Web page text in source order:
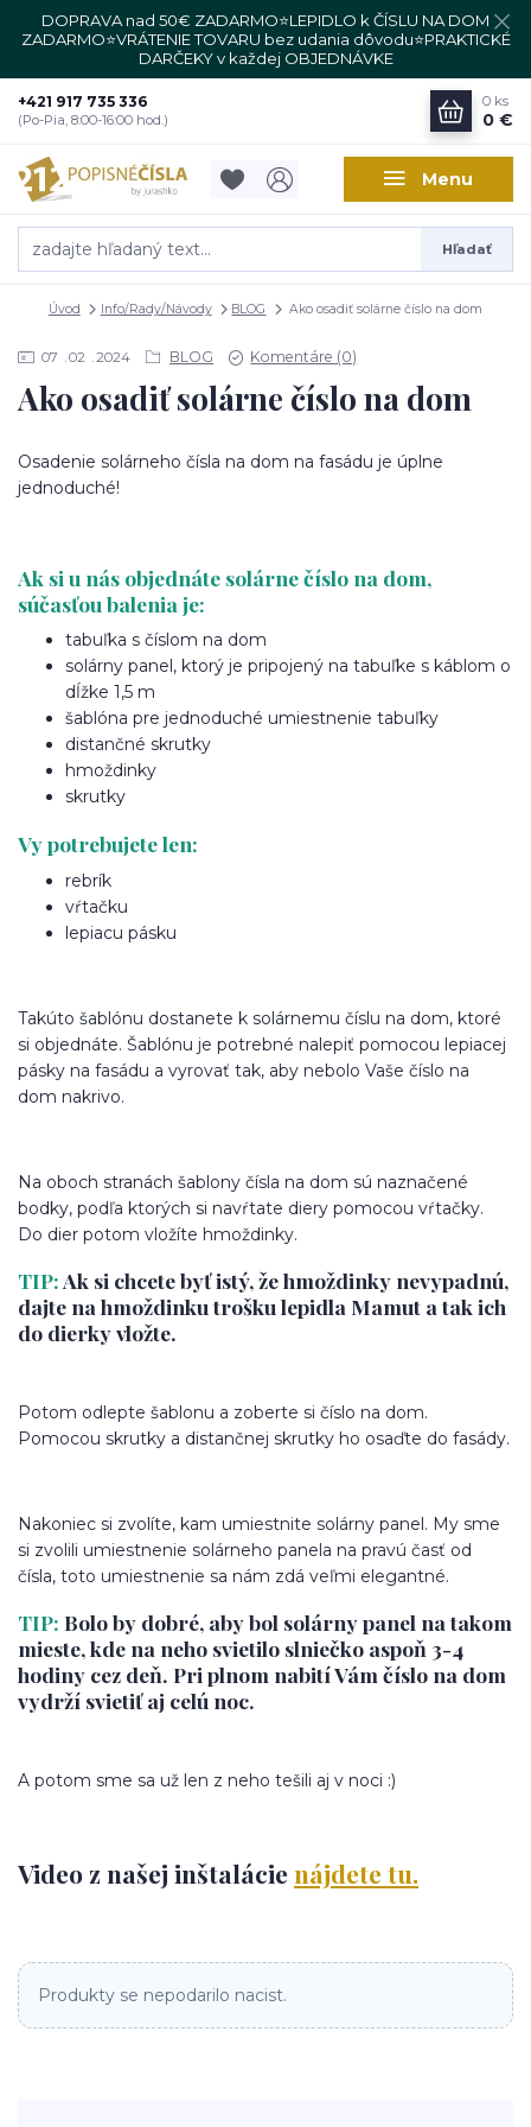
DOPRAVA nad 50€ ZADARMO⭐LEPIDLO k ČÍSLU NA DOM
ZADARMO⭐VRÁTENIE TOVARU bez udania dôvodu⭐PRAKTICKÉ
DARČEKY v každej OBJEDNÁVKE
Menu
Hľadať
+421 917 735 336
(Po-Pia, 8:00-16:00 hod.)
0 ks
0 €
Úvod Info/Rady/Návody BLOG Ako osadiť solárne číslo na dom
07 02 2024 BLOG Komentáre (0)
Ako osadiť solárne číslo na dom
Osadenie solárneho čísla na dom na fasádu je úplne
jednoduché!
Ak si u nás objednáte solárne číslo na dom,
súčasťou balenia je:
tabuľka s číslom na dom
solárny panel, ktorý je pripojený na tabuľke s káblom o
dĺžke 1,5 m
šablóna pre jednoduché umiestnenie tabuľky
distančné skrutky
hmoždinky
skrutky
Vy potrebujete len:
rebrík
vŕtačku
lepiacu pásku
Takúto šablónu dostanete k solárnemu číslu na dom, ktoré
si objednáte. Šablónu je potrebné nalepiť pomocou lepiacej
pásky na fasádu a vyrovať tak, aby nebolo Vaše číslo na
dom nakrivo.
Na oboch stranách šablony čísla na dom sú naznačené
bodky, podľa ktorých si navŕtate diery pomocou vŕtačky.
Do dier potom vložíte hmoždinky.
TIP: Ak si chcete byť istý, že hmoždinky nevypadnú,
dajte na hmoždinku trošku lepidla Mamut a tak ich
do dierky vložte.
Potom odlepte šablonu a zoberte si číslo na dom.
Pomocou skrutky a distančnej skrutky ho osaďte do fasády.
Nakoniec si zvolíte, kam umiestnite solárny panel. My sme
si zvolili umiestnenie solárneho panela na pravú časť od
čísla, toto umiestnenie sa nám zdá veľmi elegantné.
TIP: Bolo by dobré, aby bol solárny panel na takom
mieste, kde na neho svietilo slniečko aspoň 3-4
hodiny cez deň. Pri plnom nabití Vám číslo na dom
vydrží svietiť aj celú noc.
A potom sme sa už len z neho tešili aj v noci :)
Video z našej inštalácienájdete tu.
Produkty se nepodarilo nacist.